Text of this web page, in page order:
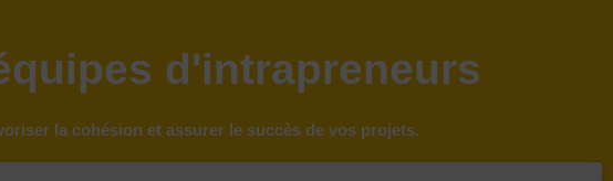
d'intrapreneurs
la cohésion et assurer le succès de vos projets.